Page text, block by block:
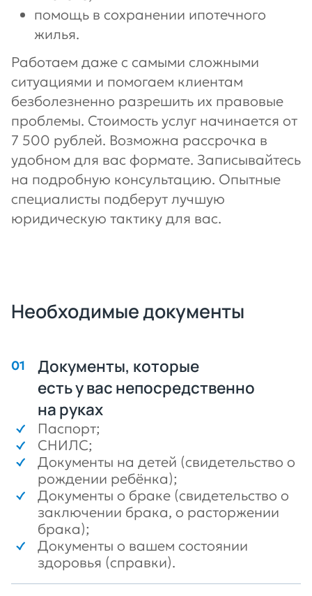
помощь в сохранении ипотечного
жилья.
Работаем даже с самыми сложными
ситуациями и помогаем клиентам
безболезненно разрешить их правовые
проблемы. Стоимость услуг начинается от
7 500 рублей. Возможна рассрочка в
удобном для вас формате. Записывайтесь
на подробную консультацию. Опытные
специалисты подберут лучшую
юридическую тактику для вас.
Необходимые документы
Документы, которые
есть у вас непосредственно
на руках
Паспорт;
СНИЛС;
Документы на детей (свидетельство о
рождении ребёнка);
Документы о браке (свидетельство о
заключении брака, о расторжении
брака);
Документы о вашем состоянии
здоровья (справки).